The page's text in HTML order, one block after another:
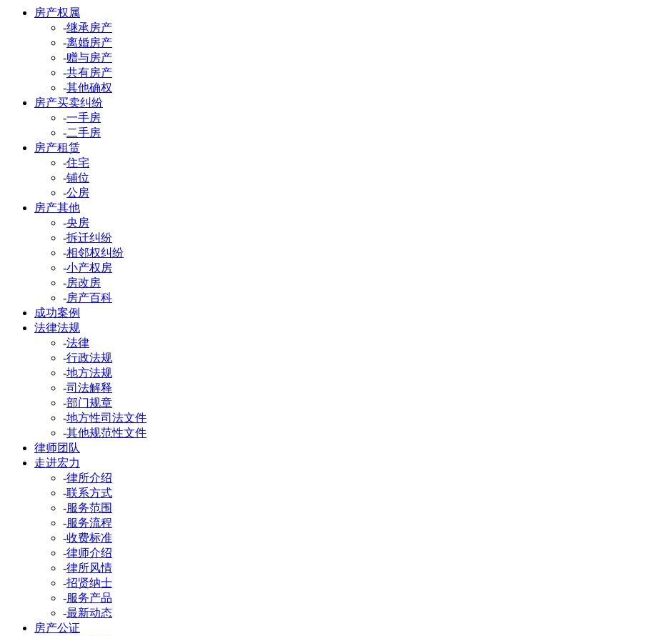
房产权属
-继承房产
-离婚房产
-赠与房产
-共有房产
-其他确权
房产买卖纠纷
-一手房
-二手房
房产租赁
-住宅
-铺位
-公房
房产其他
-央房
-拆迁纠纷
-相邻权纠纷
-小产权房
-房改房
-房产百科
成功案例
法律法规
-法律
-行政法规
-地方法规
-司法解释
-部门规章
-地方性司法文件
-其他规范性文件
律师团队
走进宏力
-律所介绍
-联系方式
-服务范围
-服务流程
-收费标准
-律师介绍
-律所风情
-招贤纳士
-服务产品
-最新动态
房产公证